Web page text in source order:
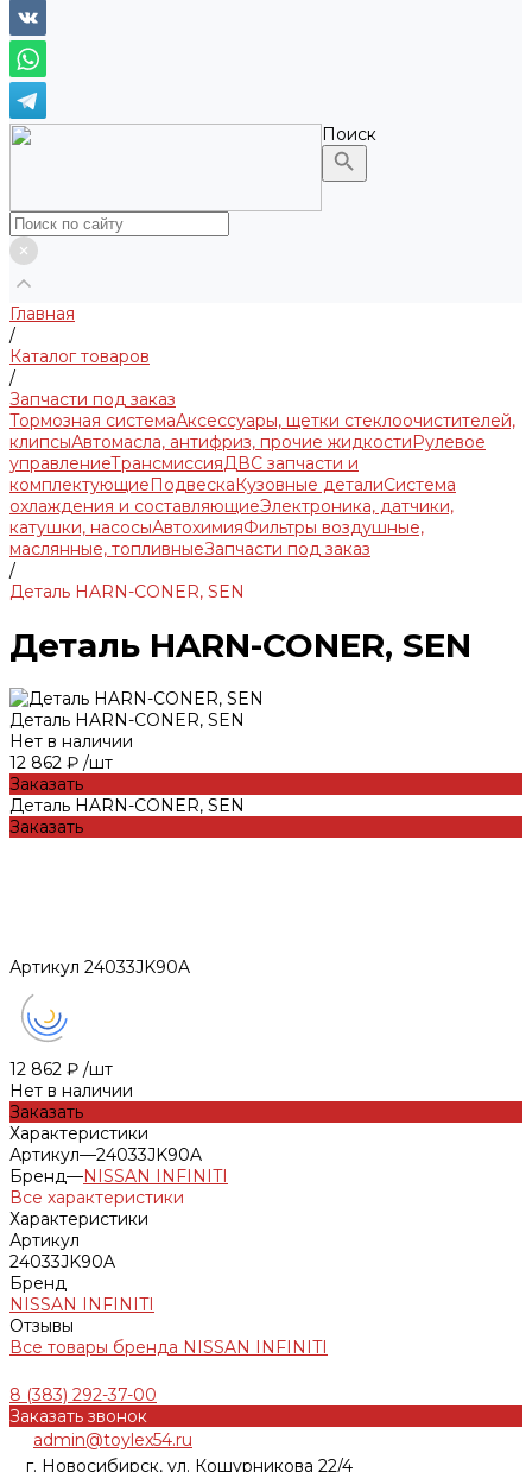
Поиск
Главная
/
Каталог товаров
/
Запчасти под заказ
Тормозная системаАксессуары, щетки стеклоочистителей,
клипсыАвтомасла, антифриз, прочие жидкостиРулевое
управлениеТрансмиссияДВС запчасти и
комплектующиеПодвескаКузовные деталиСистема
охлаждения и составляющиеЭлектроника, датчики,
катушки, насосыАвтохимияФильтры воздушные,
маслянные, топливныеЗапчасти под заказ
/
Деталь HARN-CONER, SEN
Деталь HARN-CONER, SEN
Деталь HARN-CONER, SEN
Нет в наличии
12 862 ₽ /шт
Заказать
Деталь HARN-CONER, SEN
Заказать
Артикул 24033JK90A
12 862 ₽ /шт
Нет в наличии
Заказать
Характеристики
Артикул—24033JK90A
Бренд—NISSAN INFINITI
Все характеристики
Характеристики
Артикул
24033JK90A
Бренд
NISSAN INFINITI
Отзывы
Все товары бренда NISSAN INFINITI
8 (383) 292-37-00
Заказать звонок
admin@toylex54.ru
г. Новосибирск, ул. Кошурникова 22/4